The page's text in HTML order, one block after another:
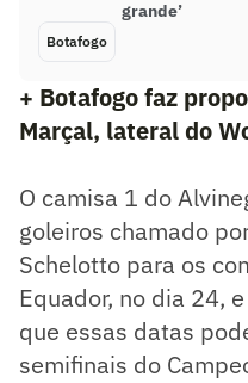
grande’
Botafogo
+ Botafogo faz
Marçal, lateral do
O camisa 1 do
goleiros chamado
Schelotto para os
Equador, no dia 24,
que essas datas
semifinais do